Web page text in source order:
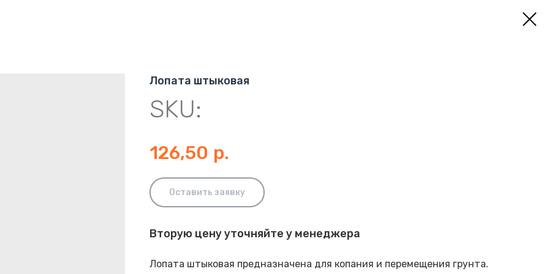
Лопата штыковая
SKU:
126,50 р.
Оставить заявку
Вторую цену уточняйте у менеджера
Лопата штыковая предназначена для копания и перемещения грунта.